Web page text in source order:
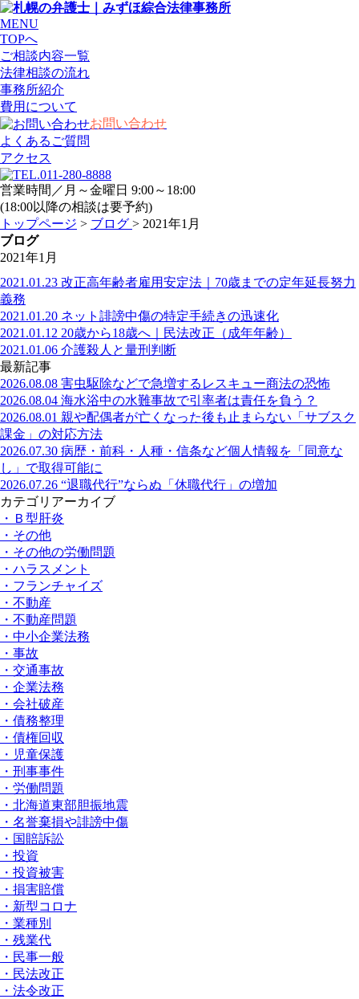
MENU
TOPへ
ご相談内容一覧
法律相談の流れ
事務所紹介
費用について
お問い合わせ
よくあるご質問
アクセス
営業時間／月～金曜日 9:00～18:00
(18:00以降の相談は要予約)
トップページ > ブログ > 2021年1月
ブログ
2021年1月
2021.01.23 改正高年齢者雇用安定法｜70歳までの定年延長努力
義務
2021.01.20 ネット誹謗中傷の特定手続きの迅速化
2021.01.12 20歳から18歳へ｜民法改正（成年年齢）
2021.01.06 介護殺人と量刑判断
最新記事
2026.08.08 害虫駆除などで急増するレスキュー商法の恐怖
2026.08.04 海水浴中の水難事故で引率者は責任を負う？
2026.08.01 親や配偶者が亡くなった後も止まらない「サブスク
課金」の対応方法
2026.07.30 病歴・前科・人種・信条など個人情報を「同意な
し」で取得可能に
2026.07.26 “退職代行”ならぬ「休職代行」の増加
カテゴリアーカイブ
・Ｂ型肝炎
・その他
・その他の労働問題
・ハラスメント
・フランチャイズ
・不動産
・不動産問題
・中小企業法務
・事故
・交通事故
・企業法務
・会社破産
・債務整理
・債権回収
・児童保護
・刑事事件
・労働問題
・北海道東部胆振地震
・名誉棄損や誹謗中傷
・国賠訴訟
・投資
・投資被害
・損害賠償
・新型コロナ
・業種別
・残業代
・民事一般
・民法改正
・法令改正